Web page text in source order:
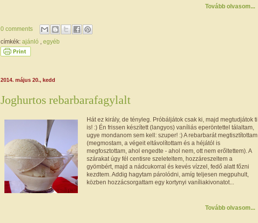
Tovább olvasom...
0 comments
címkék: ajánló egyéb
2014. május 20., kedd
Joghurtos rebarbarafagylalt
Hát ez király, de tényleg. Próbáljátok csak ki, majd megtudjátok ti
is! :) Én frissen készített (langyos) vaníliás eperöntettel tálaltam,
ugye mondanom sem kell: szuper! :) A rebarbarát megtisztítottam
(megmostam, a végeit eltávolítottam és a héjától is
megfosztottam, ahol engedte - ahol nem, ott nem erőltettem). A
szárakat úgy fél centisre szeleteltem, hozzáreszeltem a
gyömbért, majd a nádcukorral és kevés vízzel, fedő alatt főzni
kezdtem. Addig hagytam párolódni, amíg teljesen megpuhult,
közben hozzácsorgattam egy kortynyi vaníliakivonatot...
Tovább olvasom...